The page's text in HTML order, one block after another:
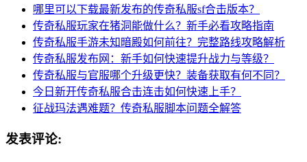
哪里可以下载最新发布的传奇私服sf合击版本？
传奇私服玩家在猪洞能做什么？新手必看攻略指南
传奇私服手游未知暗殿如何前往？完整路线攻略解析
传奇私服发布网：新手如何快速提升战力与等级？
传奇私服与官服哪个升级更快？装备获取有何不同？
今日新开传奇私服合击连击如何快速上手？
征战玛法遇难题？传奇私服脚本问题全解答
发表评论: